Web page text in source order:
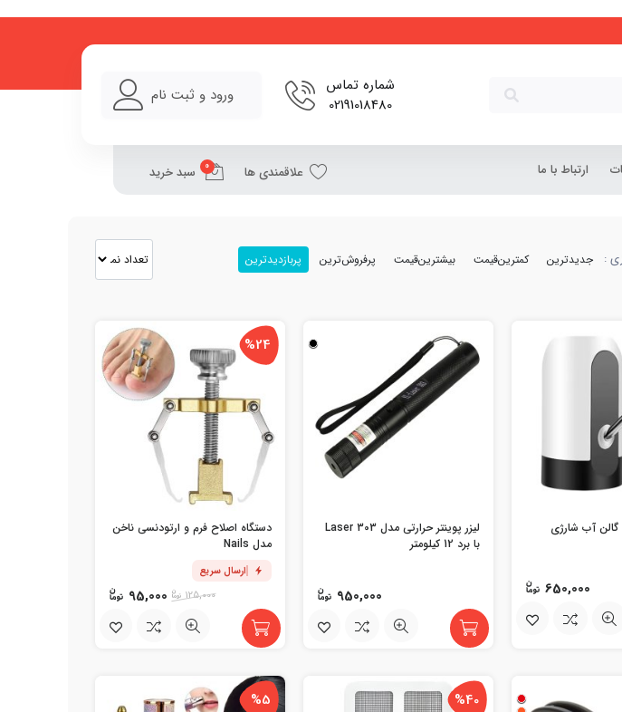
شماره تماس
02191018480
ورود و ثبت نام
ارتباط با ما علاقمندی ها 0 سبد خرید
: جدیدترین کمترین‌قیمت بیشترین‌قیمت پرفروش‌ترین پربازدیدترین
آب شارژی
650,000
لیزر پوینتر حرارتی مدل Laser 303
با برد 12 کیلومتر
950,000
%24
دستگاه اصلاح فرم و ارتودنسی ناخن
مدل Nails
ارسال سریع
125,000
95,000
%40
%5